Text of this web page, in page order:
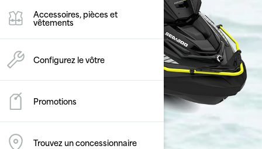
Accessoires, pièces et
vêtements
Configurez le vôtre
Promotions
Trouvez un concessionnaire